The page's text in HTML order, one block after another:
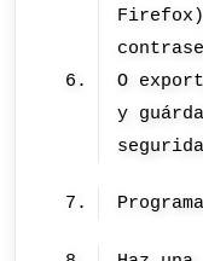
Firefox)
O
y